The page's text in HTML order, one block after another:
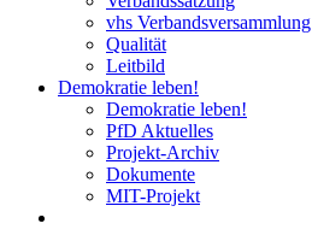
vhs Verbandsversammlung
Qualität
Leitbild
Demokratie leben!
Demokratie leben!
PfD Aktuelles
Projekt-Archiv
Dokumente
MIT-Projekt